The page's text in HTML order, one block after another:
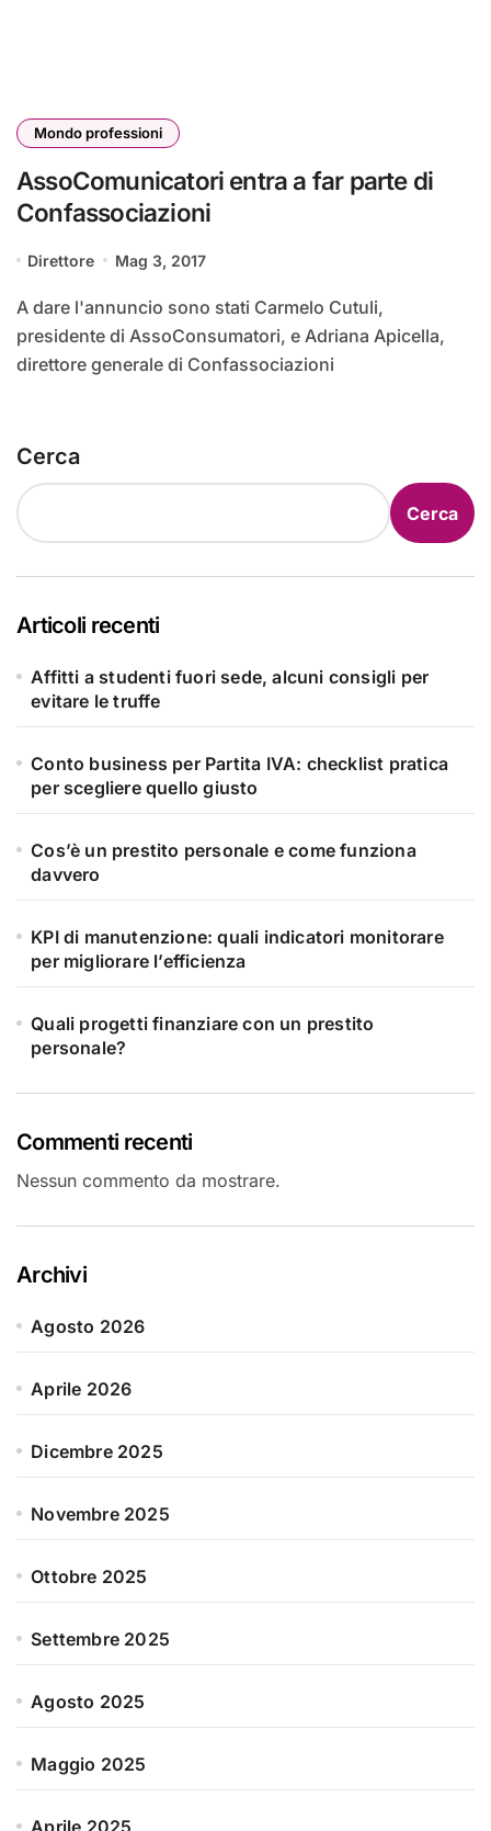
Mondo professioni
AssoComunicatori entra a far parte di
Confassociazioni
Direttore Mag 3, 2017
A dare l'annuncio sono stati Carmelo Cutuli,
presidente di AssoConsumatori, e Adriana Apicella,
direttore generale di Confassociazioni
Cerca
Cerca
Articoli recenti
Affitti a studenti fuori sede, alcuni consigli per
evitare le truffe
Conto business per Partita IVA: checklist pratica
per scegliere quello giusto
Cos’è un prestito personale e come funziona
davvero
KPI di manutenzione: quali indicatori monitorare
per migliorare l’efficienza
Quali progetti finanziare con un prestito
personale?
Commenti recenti
Nessun commento da mostrare.
Archivi
Agosto 2026
Aprile 2026
Dicembre 2025
Novembre 2025
Ottobre 2025
Settembre 2025
Agosto 2025
Maggio 2025